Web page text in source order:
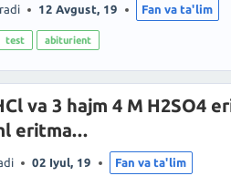
12 Avgust, 19 Fan va ta'lim
test abiturient
va 3 hajm 4 M H2SO4
eritma...
02 Iyul, 19 Fan va ta'lim